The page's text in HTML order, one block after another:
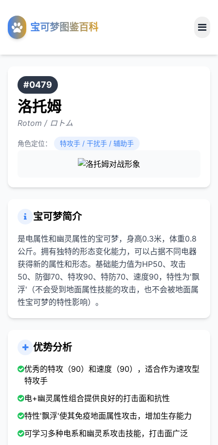
宝可梦图鉴百科
工具
关于
#0479
洛托姆
Rotom / ロトム
角色定位： 特攻手 / 干扰手 / 辅助手
宝可梦简介
是电属性和幽灵属性的宝可梦，身高0.3米，体重0.8
公斤。拥有独特的形态变化能力，可以占据不同电器
获得新的属性和形态。基础能力值为HP50、攻击
50、防御70、特攻90、特防70、速度90，特性为'飘
浮'（不会受到地面属性技能的攻击，也不会被地面属
性宝可梦的特性影响）。
优势分析
优秀的特攻（90）和速度（90），适合作为速攻型
特攻手
电+幽灵属性组合提供良好的打击面和抗性
特性'飘浮'使其免疫地面属性攻击，增加生存能力
可学习多种电系和幽灵系攻击技能，打击面广泛